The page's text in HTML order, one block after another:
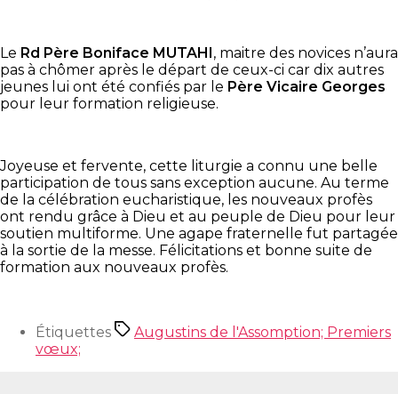
Le Rd Père Boniface MUTAHI, maitre des novices n’aura
pas à chômer après le départ de ceux-ci car dix autres
jeunes lui ont été confiés par le Père Vicaire Georges
pour leur formation religieuse.
Joyeuse et fervente, cette liturgie a connu une belle
participation de tous sans exception aucune. Au terme
de la célébration eucharistique, les nouveaux profès
ont rendu grâce à Dieu et au peuple de Dieu pour leur
soutien multiforme. Une agape fraternelle fut partagée
à la sortie de la messe. Félicitations et bonne suite de
formation aux nouveaux profès.
Étiquettes
Augustins de l'Assomption; Premiers
vœux;